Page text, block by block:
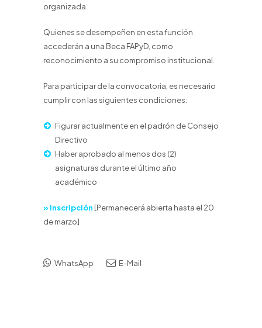
organizada.
Quienes se desempeñen en esta función
accederán a una Beca FAPyD, como
reconocimiento a su compromiso institucional.
Para participar de la convocatoria, es necesario
cumplir con las siguientes condiciones:
Figurar actualmente en el padrón de Consejo
Directivo
Haber aprobado al menos dos (2)
asignaturas durante el último año
académico
» Inscripción [Permanecerá abierta hasta el 20
de marzo]
WhatsApp E-Mail